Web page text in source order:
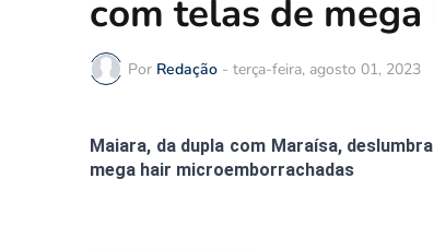
com telas de
Por Redação - terça-feira, agosto 01, 2023
Maiara, da dupla com Maraísa,
mega hair microemborrachadas